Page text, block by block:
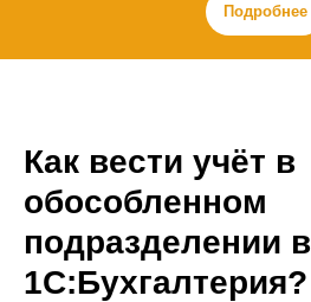
Подробнее
Как вести учёт в
обособленном
подразделении в
1С:Бухгалтерия?